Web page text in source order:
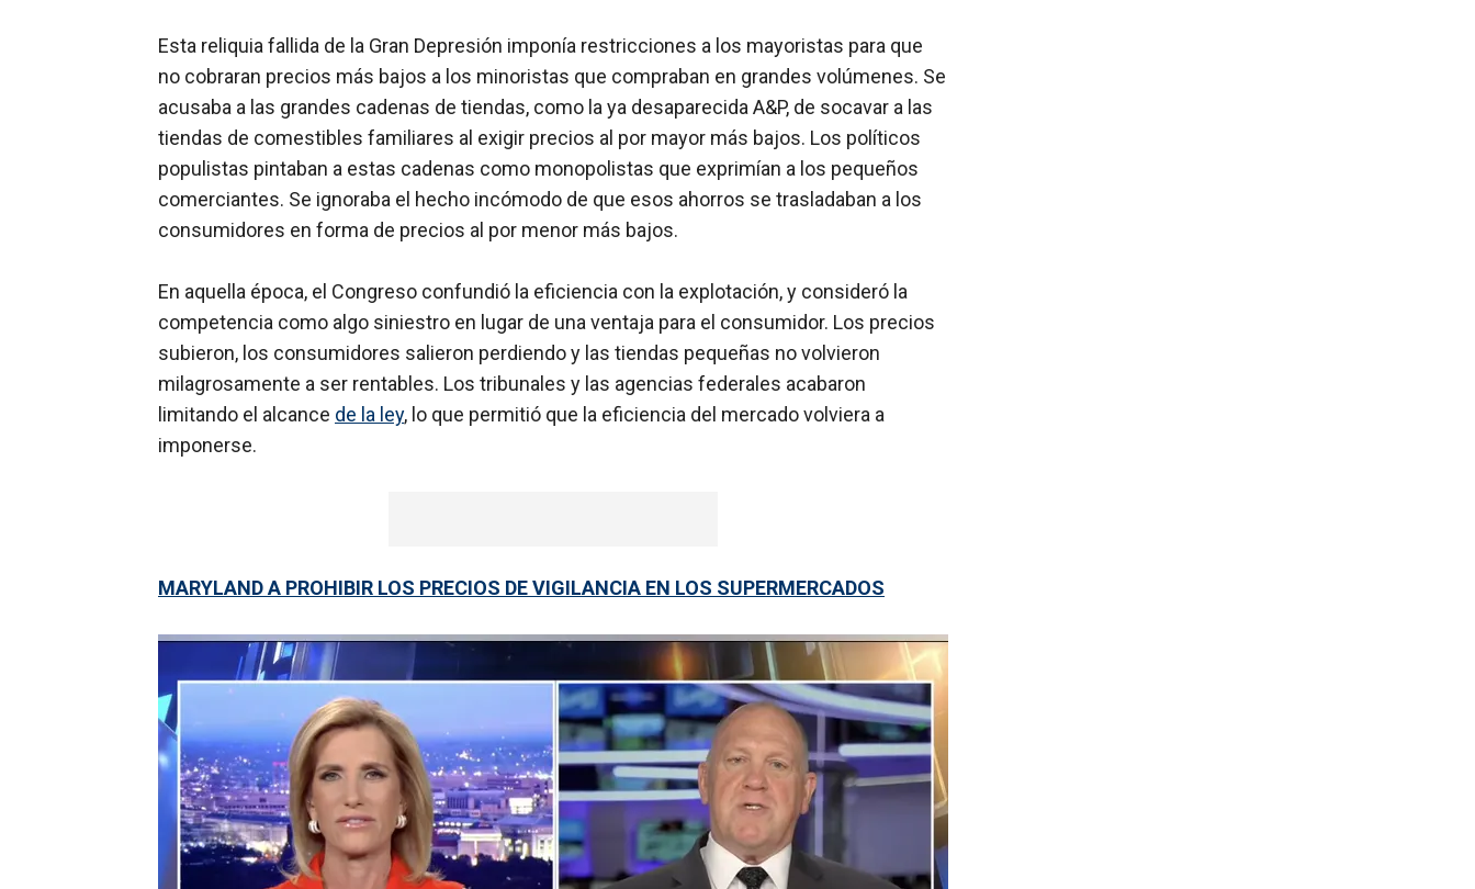
Esta reliquia fallida de la Gran Depresión imponía restricciones a los mayoristas para que
no cobraran precios más bajos a los minoristas que compraban en grandes volúmenes. Se
acusaba a las grandes cadenas de tiendas, como la ya desaparecida A&P, de socavar a las
tiendas de comestibles familiares al exigir precios al por mayor más bajos. Los políticos
populistas pintaban a estas cadenas como monopolistas que exprimían a los pequeños
comerciantes. Se ignoraba el hecho incómodo de que esos ahorros se trasladaban a los
consumidores en forma de precios al por menor más bajos.
En aquella época, el Congreso confundió la eficiencia con la explotación, y consideró la
competencia como algo siniestro en lugar de una ventaja para el consumidor. Los precios
subieron, los consumidores salieron perdiendo y las tiendas pequeñas no volvieron
milagrosamente a ser rentables. Los tribunales y las agencias federales acabaron
limitando el alcance de la ley, lo que permitió que la eficiencia del mercado volviera a
imponerse.
MARYLAND A PROHIBIR LOS PRECIOS DE VIGILANCIA EN LOS SUPERMERCADOS